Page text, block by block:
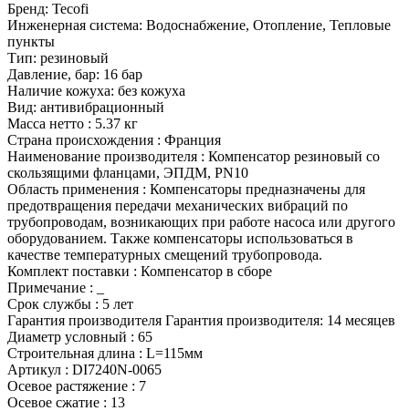
Бренд: Tecofi
Инженерная система: Водоснабжение, Отопление, Тепловые
пункты
Тип: резиновый
Давление, бар: 16 бар
Наличие кожуха: без кожуха
Вид: антивибрационный
Масса нетто : 5.37 кг
Страна происхождения : Франция
Наименование производителя : Компенсатор резиновый со
скользящими фланцами, ЭПДМ, PN10
Область применения : Компенсаторы предназначены для
предотвращения передачи механических вибраций по
трубопроводам, возникающих при работе насоса или другого
оборудованием. Также компенсаторы использоваться в
качестве температурных смещений трубопровода.
Комплект поставки : Компенсатор в сборе
Примечание : _
Срок службы : 5 лет
Гарантия производителя Гарантия производителя: 14 месяцев
Диаметр условный : 65
Строительная длина : L=115мм
Артикул : DI7240N-0065
Осевое растяжение : 7
Осевое сжатие : 13